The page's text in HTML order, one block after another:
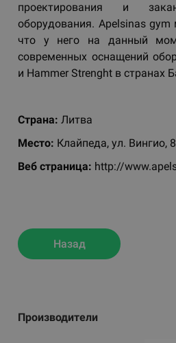
Производители
проектирования и
оборудования. Apelsinas gym
что у него на данный
современных оснащений
и Hammer Strenght в странах
Страна: Литва
Место: Клайпеда, ул. Вингио, 8
Веб страницa: http://
Назад